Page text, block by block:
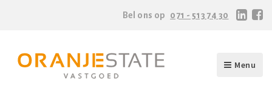
Bel ons op 071 - 513 74 30
Menu